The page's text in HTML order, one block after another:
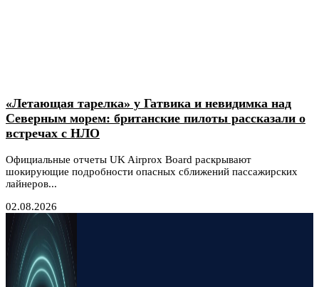
«Летающая тарелка» у Гатвика и невидимка над
Северным морем: британские пилоты рассказали о
встречах с НЛО
Официальные отчеты UK Airprox Board раскрывают
шокирующие подробности опасных сближений пассажирских
лайнеров...
02.08.2026